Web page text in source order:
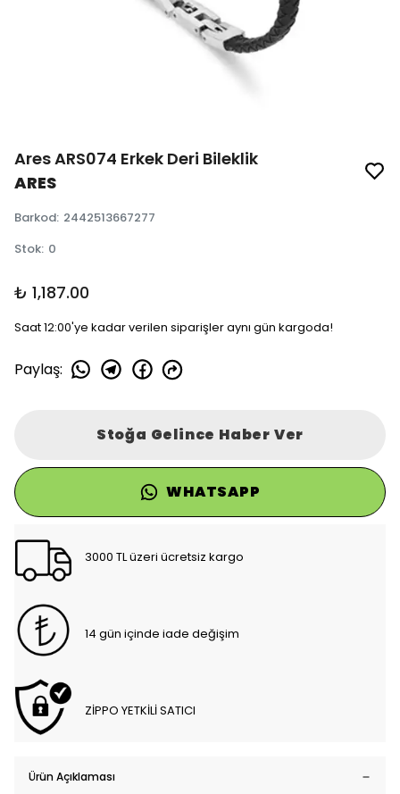
Ares ARS074 Erkek Deri Bileklik
ARES
Barkod: 2442513667277
Stok: 0
₺ 1,187.00
Saat 12:00'ye kadar verilen siparişler aynı gün kargoda!
Paylaş:
Stoğa Gelince Haber Ver
WHATSAPP
3000 TL üzeri ücretsiz kargo
14 gün içinde iade değişim
ZİPPO YETKİLİ SATICI
Ürün Açıklaması